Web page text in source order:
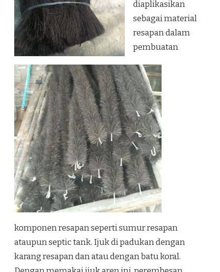
diaplikasikan
sebagai material
resapan dalam
pembuatan
komponen resapan seperti sumur resapan
ataupun septic tank. Ijuk di padukan dengan
karang resapan dan atau dengan batu koral.